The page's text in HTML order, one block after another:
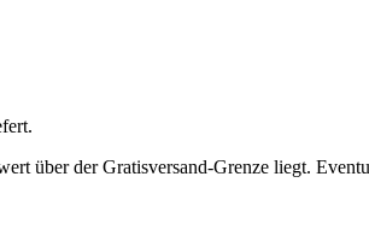
über der Gratisversand-Grenze liegt.